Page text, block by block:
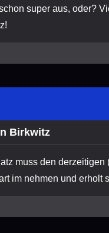
super aus, oder?
Birkwitz
muss den
im nehmen und erholt